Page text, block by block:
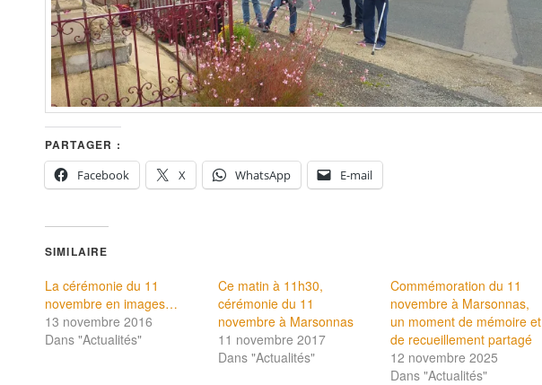
PARTAGER :
Facebook
X WhatsApp E-mail
SIMILAIRE
La cérémonie du 11
novembre en images…
13 novembre 2016
Dans "Actualités"
Ce matin à 11h30,
cérémonie du 11
novembre à Marsonnas
11 novembre 2017
Dans "Actualités"
Commémoration du 11
novembre à Marsonnas,
un moment de mémoire et
de recueillement partagé
12 novembre 2025
Dans "Actualités"